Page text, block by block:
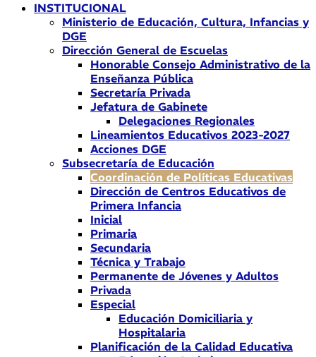
INSTITUCIONAL
Ministerio de Educación, Cultura, Infancias y
DGE
Dirección General de Escuelas
Honorable Consejo Administrativo de la
Enseñanza Pública
Secretaría Privada
Jefatura de Gabinete
Delegaciones Regionales
Lineamientos Educativos 2023-2027
Acciones DGE
Subsecretaría de Educación
Coordinación de Políticas Educativas
Dirección de Centros Educativos de
Primera Infancia
Inicial
Primaria
Secundaria
Técnica y Trabajo
Permanente de Jóvenes y Adultos
Privada
Especial
Educación Domiciliaria y
Hospitalaria
Planificación de la Calidad Educativa